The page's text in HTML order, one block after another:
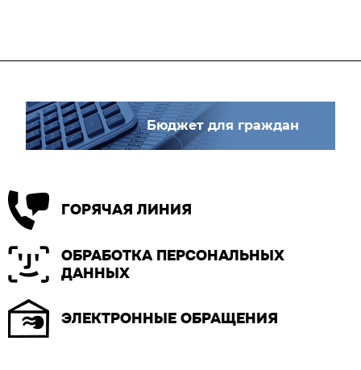
Бюджет для граждан
ГОРЯЧАЯ ЛИНИЯ
ОБРАБОТКА ПЕРСОНАЛЬНЫХ
ДАННЫХ
ЭЛЕКТРОННЫЕ ОБРАЩЕНИЯ